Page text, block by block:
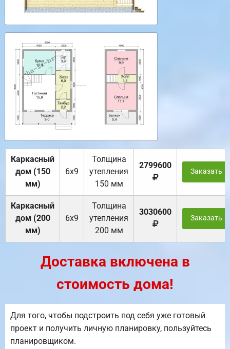
Каркасный
дом (150
мм)
6х9
Толщина
утепления
150 мм
2799600
Заказать
Каркасный
дом (200
мм)
6х9
Толщина
утепления
200 мм
3030600
Заказать
Доставка включена в
стоимость дома!
Для того, чтобы подстроить под себя уже готовый
проект и получить личную планировку, пользуйтесь
планировщиком.